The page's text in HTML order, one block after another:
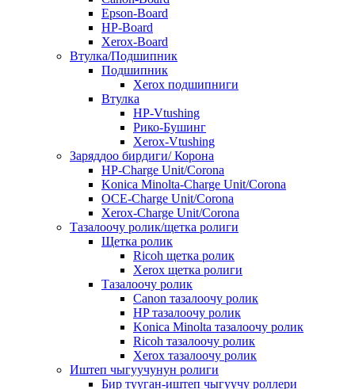
Epson-Board
HP-Board
Xerox-Board
Втулка/Подшипник
Подшипник
Xerox подшипниги
Втулка
HP-Vtushing
Рико-Бушинг
Xerox-Vtushing
Заряддоо бирдиги/ Корона
HP-Charge Unit/Corona
Konica Minolta-Charge Unit/Corona
OCE-Charge Unit/Corona
Xerox-Charge Unit/Corona
Тазалоочу ролик/щетка ролиги
Щетка ролик
Ricoh щетка ролик
Xerox щетка ролиги
Тазалоочу ролик
Canon тазалоочу ролик
HP тазалоочу ролик
Konica Minolta тазалоочу ролик
Ricoh тазалоочу ролик
Xerox тазалоочу ролик
Иштеп чыгуучунун ролиги
Бир тууган-иштеп чыгуучу роллери